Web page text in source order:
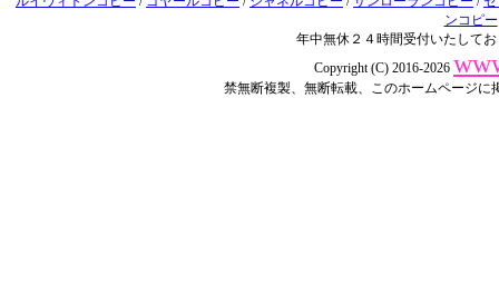
ンコピー
年中無休２４時間受付いたして
Copyright (C) 2016-2026
禁無断複製、無断転載、このホームページ